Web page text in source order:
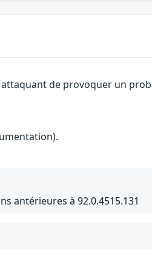
de provoquer un
antérieures à 92.0.4515.131